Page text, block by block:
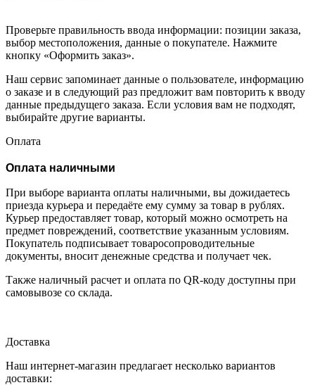
Проверьте правильность ввода информации: позиции заказа,
выбор местоположения, данные о покупателе. Нажмите
кнопку «Оформить заказ».
Наш сервис запоминает данные о пользователе, информацию
о заказе и в следующий раз предложит вам повторить к вводу
данные предыдущего заказа. Если условия вам не подходят,
выбирайте другие варианты.
Оплата
Оплата наличными
При выборе варианта оплаты наличными, вы дожидаетесь
приезда курьера и передаёте ему сумму за товар в рублях.
Курьер предоставляет товар, который можно осмотреть на
предмет повреждений, соответствие указанным условиям.
Покупатель подписывает товаросопроводительные
документы, вносит денежные средства и получает чек.
Также наличный расчет и оплата по QR-коду доступны при
самовывозе со склада.
Доставка
Наш интернет-магазин предлагает несколько вариантов
доставки: